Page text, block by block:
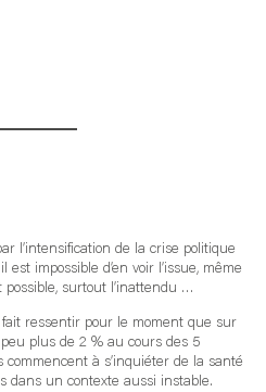
l’intensification de la crise politique
impossible d’en voir l’issue, même
possible, surtout l’inattendu …
ressentir pour le moment que sur
plus de 2 % au cours des 5
à s’inquiéter de la santé
dans un contexte aussi instable.